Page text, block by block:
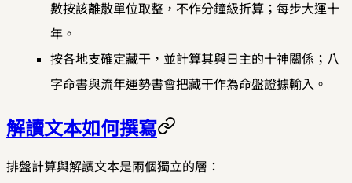
數按該離散單位取整，不作分鐘級折算；每步大運十
年。
按各地支確定藏干，並計算其與日主的十神關係；八
字命書與流年運勢書會把藏干作為命盤證據輸入。
解讀文本如何撰寫
排盤計算與解讀文本是兩個獨立的層：